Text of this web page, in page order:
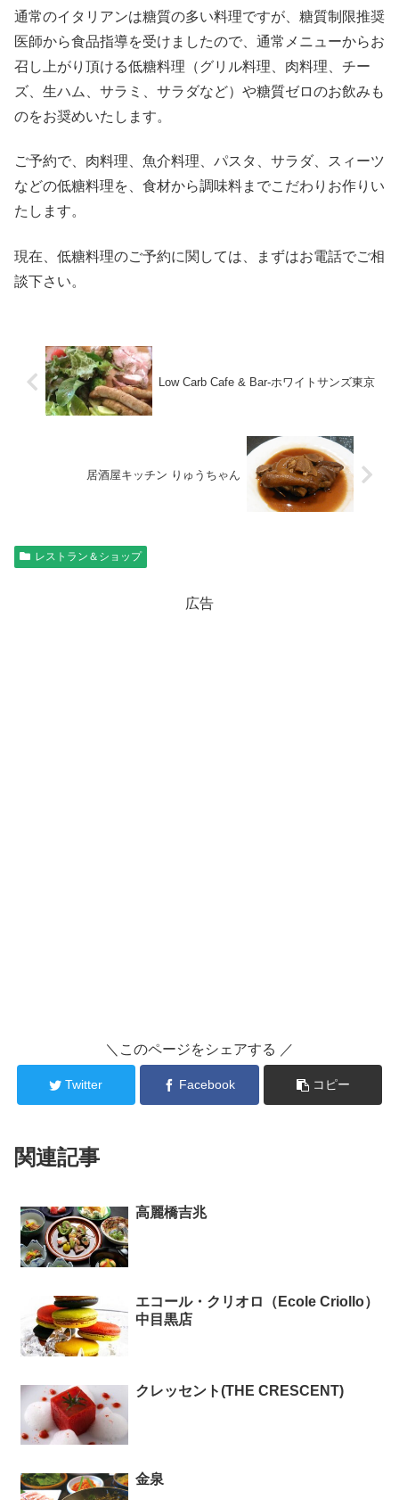
通常のイタリアンは糖質の多い料理ですが、糖質制限推奨
医師から食品指導を受けましたので、通常メニューからお
召し上がり頂ける低糖料理（グリル料理、肉料理、チー
ズ、生ハム、サラミ、サラダなど）や糖質ゼロのお飲みも
のをお奨めいたします。
ご予約で、肉料理、魚介料理、パスタ、サラダ、スィーツ
などの低糖料理を、食材から調味料までこだわりお作りい
たします。
現在、低糖料理のご予約に関しては、まずはお電話でご相
談下さい。
Low Carb Cafe & Bar-ホワイトサンズ東京
居酒屋キッチン りゅうちゃん
レストラン＆ショップ
広告
＼このページをシェアする ／
Twitter Facebook コピー
関連記事
高麗橋吉兆
エコール・クリオロ（Ecole Criollo）
中目黒店
クレッセント(THE CRESCENT)
金泉